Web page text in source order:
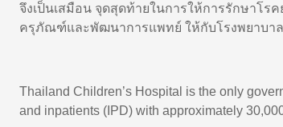
จึงเป็นเสมือน จุดสุดท้ายในการให้การรักษาโ
ครุภัณฑ์และพัฒนาการแพทย์ ให้กับโรงพยาบาล
Thailand Children’s Hospital is the only
and inpatients (IPD) with approximately